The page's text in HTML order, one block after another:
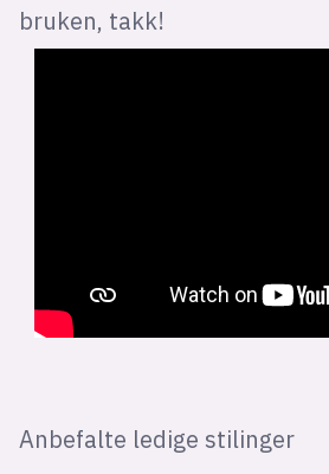
bruken, takk!
Anbefalte ledige stilinger